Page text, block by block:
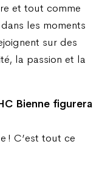
et tout comme
les moments
sur des
la passion et la
Bienne figurera
! C’est tout ce